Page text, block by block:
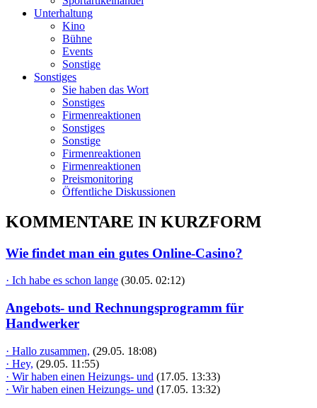
Unterhaltung
Kino
Bühne
Events
Sonstige
Sonstiges
Sie haben das Wort
Sonstiges
Firmenreaktionen
Sonstiges
Sonstige
Firmenreaktionen
Firmenreaktionen
Preismonitoring
Öffentliche Diskussionen
KOMMENTARE IN KURZFORM
Wie findet man ein gutes Online-Casino?
· Ich habe es schon lange (30.05. 02:12)
Angebots- und Rechnungsprogramm für
Handwerker
· Hallo zusammen, (29.05. 18:08)
· Hey, (29.05. 11:55)
· Wir haben einen Heizungs- und (17.05. 13:33)
· Wir haben einen Heizungs- und (17.05. 13:32)